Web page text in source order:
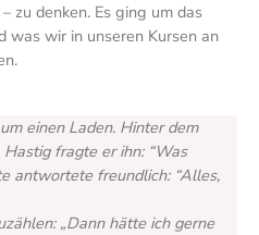
zu denken. Es ging um das
was wir in unseren Kursen an
einen Laden. Hinter dem
fragte er ihn: “Was
antwortete freundlich: “Alles,
„Dann hätte ich gerne